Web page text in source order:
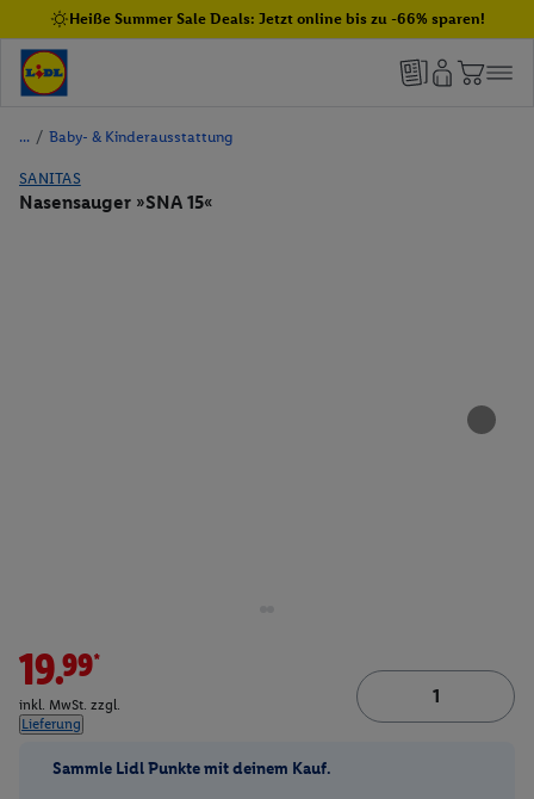
Heiße Summer Sale Deals: Jetzt online bis zu -66% sparen!
/ Baby- & Kinderausstattung
SANITAS
Nasensauger »SNA 15«
19.99*
inkl. MwSt. zzgl.
Lieferung
Sammle Lidl Punkte mit deinem Kauf.